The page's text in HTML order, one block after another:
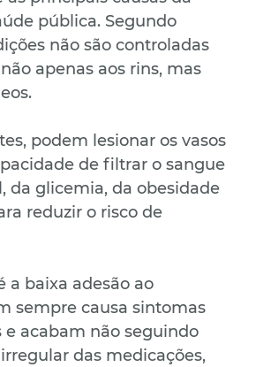
pública. Segundo
não são controladas
apenas aos rins, mas
podem lesionar os vasos
de filtrar o sangue
da glicemia, da obesidade
reduzir o risco de
a baixa adesão ao
sempre causa sintomas
acabam não seguindo
das medicações,